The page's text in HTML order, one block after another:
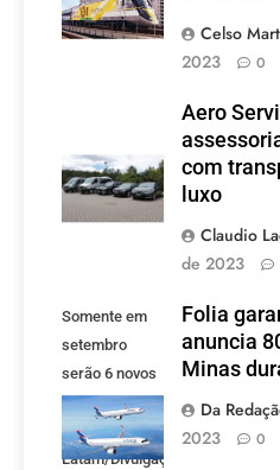
Celso
2023
0
Aero
com
luxo
Claudio
de 2023
Somente em
setembro
serão 6 novos
voos criados
pela LATAM.
Latam/Divulgação)
Folia
anuncia
Minas
Da
2023
0